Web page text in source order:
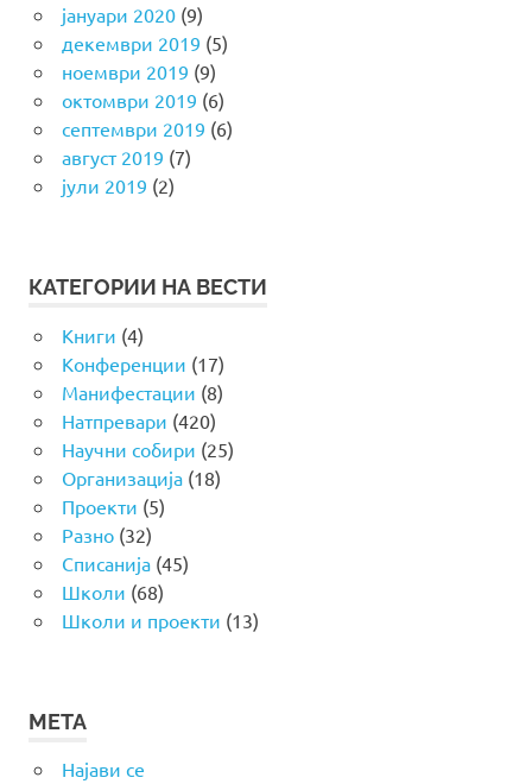
јануари 2020(9)
декември 2019 (5)
ноември 2019 (9)
октомври 2019 (6)
септември 2019 (6)
август 2019 (7)
јули 2019 (2)
КАТЕГОРИИ НА ВЕСТИ
Книги (4)
Конференции (17)
Манифестации (8)
Натпревари (420)
Научни собири (25)
Организација(18)
Проекти (5)
Разно(32)
Списанија(45)
Школи (68)
Школи и проекти (13)
МЕТА
Најави се